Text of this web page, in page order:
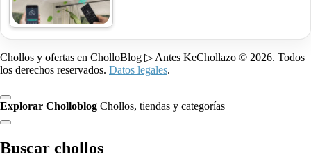
Chollos y ofertas en CholloBlog ▷ Antes KeChollazo © 2026. Todos
los derechos reservados. Datos legales.
Explorar Cholloblog Chollos, tiendas y categorías
Buscar chollos